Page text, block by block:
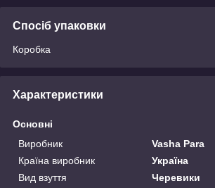
Спосіб упаковки
Коробка
Характеристики
Основні
Виробник
Vasha Para
Країна виробник
Україна
Вид взуття
Черевики